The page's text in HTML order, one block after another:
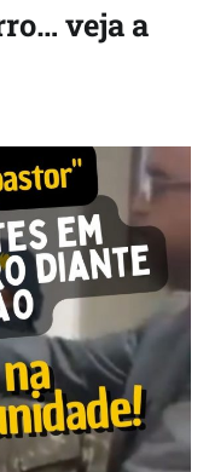
veja a